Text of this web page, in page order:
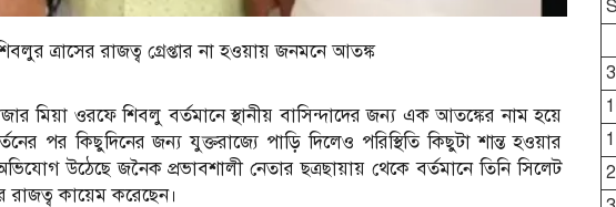
ত্রাসের রাজত্ব গ্রেপ্তার না হওয়ায় জনমনে আতঙ্ক
মিয়া ওরফে শিবলু বর্তমানে স্থানীয় বাসিন্দাদের জন্য এক আতঙ্কের নাম হয়ে
পর কিছুদিনের জন্য যুক্তরাজ্যে পাড়ি দিলেও পরিস্থিতি কিছুটা শান্ত হওয়ার
উঠেছে জনৈক প্রভাবশালী নেতার ছত্রছায়ায় থেকে বর্তমানে তিনি সিলেট
কায়েম করেছেন।
S
3